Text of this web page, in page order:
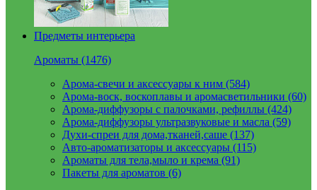
Предметы интерьера
Ароматы (1476)
Арома-свечи и аксессуары к ним (584)
Арома-воск, воскоплавы и аромасветильники (60)
Арома-диффузоры с палочками, рефиллы (424)
Арома-диффузоры ультразвуковые и масла (59)
Духи-спреи для дома,тканей,саше (137)
Авто-ароматизаторы и аксессуары (115)
Ароматы для тела,мыло и крема (91)
Пакеты для ароматов (6)